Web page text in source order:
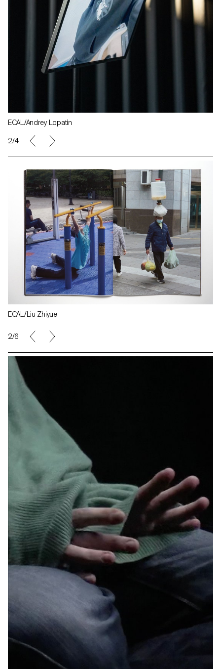
ECAL/Andrey Lopatin
2/4
ECAL/Liu Zhiyue
2/6